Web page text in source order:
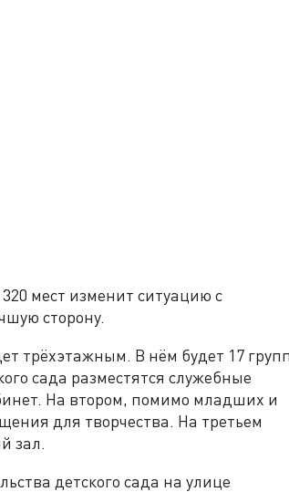
мест изменит ситуацию с
сторону.
трёхэтажным. В нём будет 17
сада разместятся служебные
На втором, помимо младших и
для творчества. На третьем
зал.
детского сада на улице